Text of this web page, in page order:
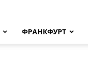
ФРАНКФУРТ